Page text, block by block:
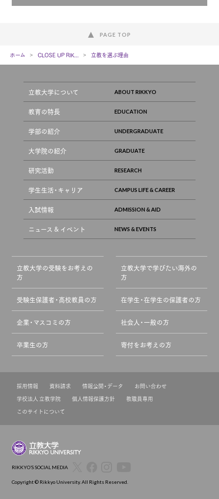
PAGE TOP
ホーム CLOSE UP RIK... 立教を選ぶ理由
立教大学について
教育の特長
学部の紹介
大学院の紹介
研究活動
学生生活・キャリア
入試情報
ニュース & イベント
立教大学の受験をお考えの
方
立教大学で学びたい海外の
方
受験生保護者・高校教員の方 在学生・在学生の保護者の方
企業・マスコミの方 社会人・一般の方
卒業生の方 寄付をお考えの方
採用情報 資料請求 情報公開・データ
お問い合わせ
学校法人 立教学院
個人情報保護方針
教職員専用
このサイトについて
Copyright © Rikkyo University. All Rights Reserved.
RIKKYO’S SOCIAL MEDIA